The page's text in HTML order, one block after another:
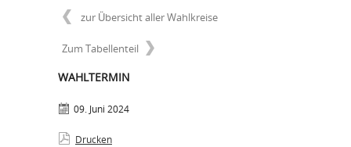
zur Übersicht aller Wahlkreise
Zum Tabellenteil
WAHLTERMIN
09. Juni 2024
Drucken